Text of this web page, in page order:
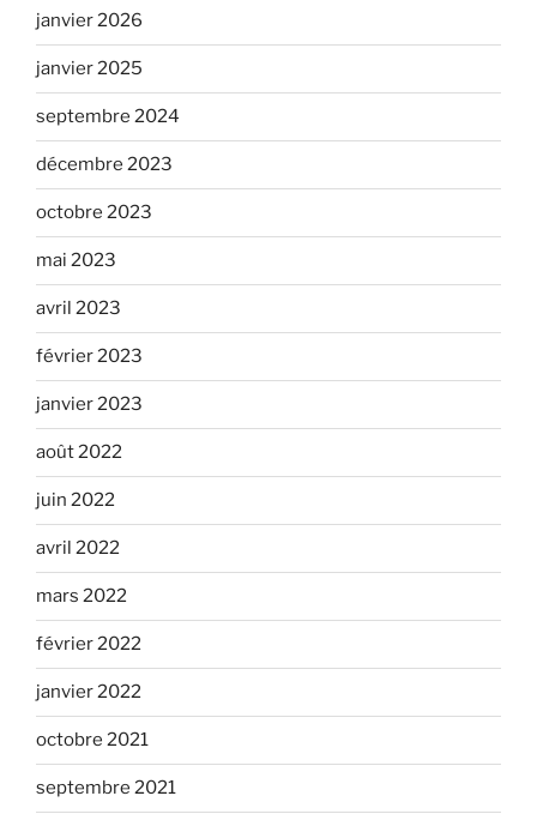
janvier 2026
janvier 2025
septembre 2024
décembre 2023
octobre 2023
mai 2023
avril 2023
février 2023
janvier 2023
août 2022
juin 2022
avril 2022
mars 2022
février 2022
janvier 2022
octobre 2021
septembre 2021